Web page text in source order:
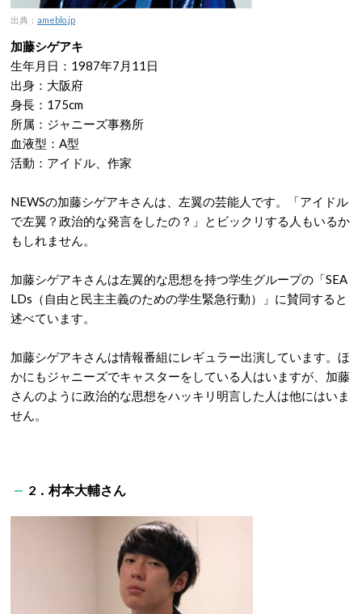
出典： ameblo.jp
加藤シゲアキ
生年月日：1987年7月11日
出身：大阪府
身長：175cm
所属：ジャニーズ事務所
血液型：A型
活動：アイドル、作家
NEWSの加藤シゲアキさんは、左翼の芸能人です。「アイドル
で左翼？政治的な発言をしたの？」とビックリする人もいるか
もしれません。
加藤シゲアキさんは左翼的な思想を持つ学生グループの「SEA
LDs（自由と民主主義のための学生緊急行動）」に賛同すると
述べています。
加藤シゲアキさんは情報番組にレギュラー出演しています。ほ
かにもジャニーズでキャスターをしている人はいますが、加藤
さんのように政治的な思想をハッキリ明言した人は他にはいま
せん。
2．村本大輔さん